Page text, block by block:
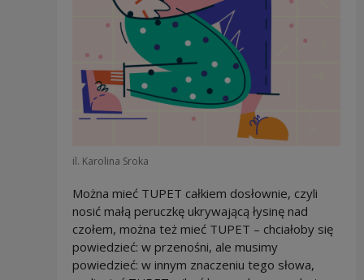
il. Karolina Sroka
Można mieć TUPET całkiem dosłownie, czyli
nosić małą peruczkę ukrywającą łysinę nad
czołem, można też mieć TUPET – chciałoby się
powiedzieć: w przenośni, ale musimy
powiedzieć: w innym znaczeniu tego słowa,